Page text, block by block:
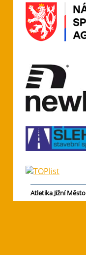
Atletika Jižní Město